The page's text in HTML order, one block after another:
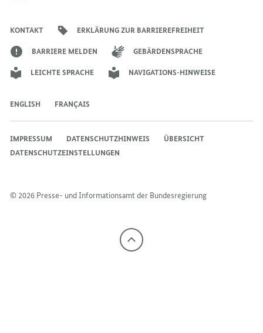
KONTAKT ERKLÄRUNG ZUR BARRIEREFREIHEIT
BARRIERE MELDEN GEBÄRDENSPRACHE
LEICHTE SPRACHE NAVIGATIONS-HINWEISE
ENGLISH FRANÇAIS
© 2026 Presse- und Informationsamt der Bundesregierung
IMPRESSUM DATENSCHUTZHINWEIS
ÜBERSICHT
DATENSCHUTZEINSTELLUNGEN
Nach
oben